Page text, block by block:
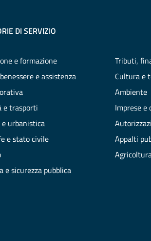
DI SERVIZIO
e formazione
e assistenza
e trasporti
urbanistica
e stato civile
e sicurezza pubblica
Tributi,
Cultura e
Ambiente
Imprese e
Appalti